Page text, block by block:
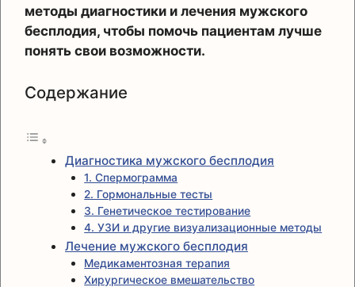
методы диагностики и лечения мужского
бесплодия, чтобы помочь пациентам лучше
понять свои возможности.
Содержание
Диагностика мужского бесплодия
1. Спермограмма
2. Гормональные тесты
3. Генетическое тестирование
4. УЗИ и другие визуализационные методы
Лечение мужского бесплодия
Медикаментозная терапия
Хирургическое вмешательство